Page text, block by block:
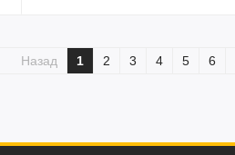
Назад 1 2 3 4 5 6